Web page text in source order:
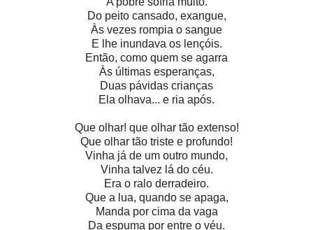
Do peito cansado, exangue,
Às vezes rompia o sangue
E lhe inundava os lençóis.
Então, como quem se agarra
Às últimas esperanças,
Duas pávidas crianças
Ela olhava... e ria após.
Que olhar! que olhar tão extenso!
Que olhar tão triste e profundo!
Vinha já de um outro mundo,
Vinha talvez lá do céu.
Era o ralo derradeiro.
Que a lua, quando se apaga,
Manda por cima da vaga
Da espuma por entre o véu.